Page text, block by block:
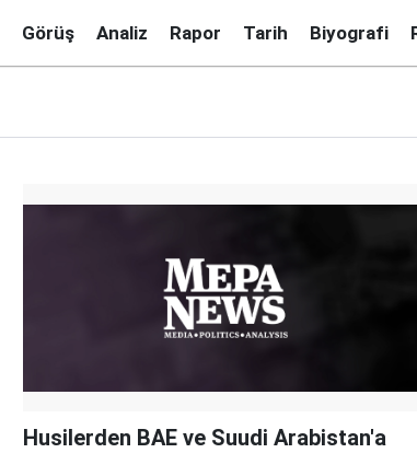
Görüş Analiz Rapor Tarih Biyografi
Husilerden BAE ve Suudi Arabistan'a